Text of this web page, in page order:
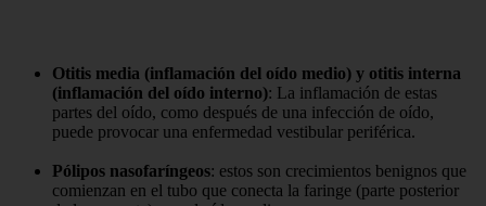
Otitis media (inflamación del oído medio) y otitis interna
(inflamación del oído interno): La inflamación de estas
partes del oído, como después de una infección de oído,
puede provocar una enfermedad vestibular periférica.
Pólipos nasofaríngeos: estos son crecimientos benignos que
comienzan en el tubo que conecta la faringe (parte posterior